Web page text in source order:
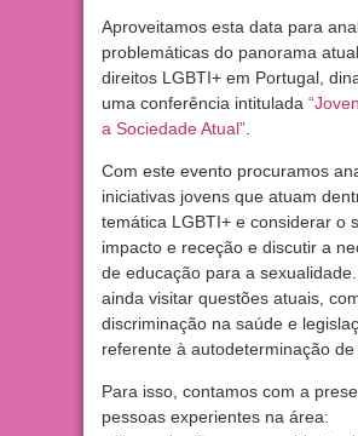
Aproveitamos esta data para
problemáticas do panorama
direitos LGBTI+ em Portugal,
uma conferência intitulada
a Sociedade Atual”
Com este evento procuramos
iniciativas jovens que atuam
temática LGBTI+ e considerar o
impacto e receção e discutir a
de educação para a
ainda visitar questões atuais,
discriminação na saúde e
referente à autodeterminação de
Para isso, contamos com a
pessoas experientes na área: